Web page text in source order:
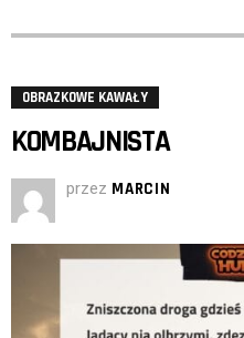
OBRAZKOWE KAWAŁY
KOMBAJNISTA
przez MARCIN